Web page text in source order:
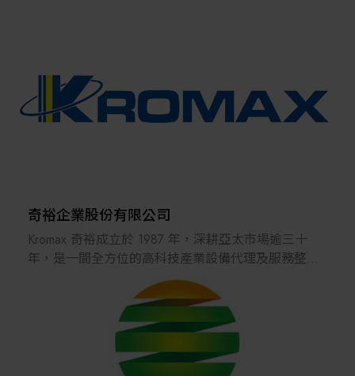
奇裕企業股份有限公司
Kromax 奇裕成立於 1987 年，深耕亞太市場逾三十
年，是一間全方位的高科技產業設備代理及服務整合
商。我們服務的產業涵蓋半導體、光電面板、綠色能
源及生物醫學等多元領域。
多年來累積的專業經驗使我們擁有深厚的產業知識。
除了一般銷售外，我們還提供多項附加服務，如市場